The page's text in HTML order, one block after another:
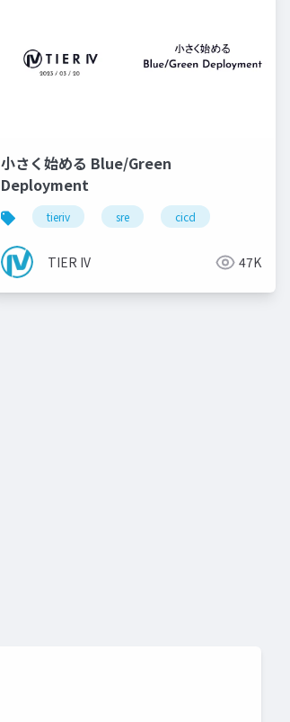
autoware riscv llvm
小さく始める Blue/Green
Deployment
tieriv sre cicd
TIER IV 47K